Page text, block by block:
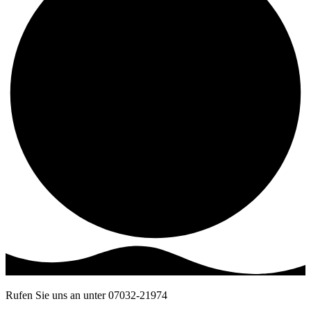
Rufen Sie uns an unter 07032-21974